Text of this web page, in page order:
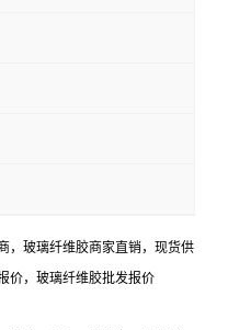
，玻璃纤维胶商家直销，现货供
价，玻璃纤维胶批发报价